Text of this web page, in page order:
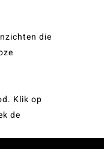
die
Klik op
de